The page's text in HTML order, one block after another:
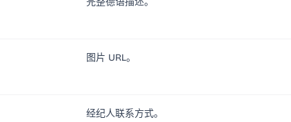
图片 URL。
经纪人联系方式。